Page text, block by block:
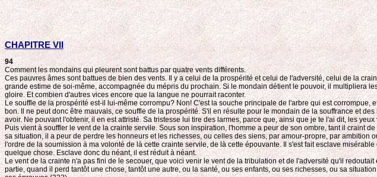
CHAPITRE VII
94
Comment les mondains qui pleurent sont battus par quatre vents différents.
Ces pauvres âmes sont battues de bien des vents. Il y a celui de la prospérité et celui de l'adversité, celui de la
grande estime de soi-même, accompagnée du mépris du prochain. Si le mondain détient le pouvoir, il multipliera
gloire. Et combien d'autres vices encore que la langue ne pourrait raconter.
Le souffle de la prospérité est-il lui-même corrompu? Non! C'est la souche principale de l'arbre qui est
bon. Il ne peut donc être mauvais, ce souffle de la prospérité. S'il en résulte pour le mondain de la souffrance et
avoir. Ne pouvant l'obtenir, il en est attristé. Sa tristesse lui tire des larmes, parce que, ainsi que je te l'ai dit, les
Puis vient à souffler le vent de la crainte servile. Sous son inspiration, l'homme a peur de son ombre, tant il craint
sa situation, il a peur de perdre les honneurs et les richesses, ou celles des siens, par amour-propre, par
l'ordre de la soumission à ma volonté de là cette crainte servile, de là cette épouvante. Il s'est fait esclave
quelque chose. Esclave donc du néant, il est réduit à néant.
Le vent de la crainte n'a pas fini de le secouer, que voici venir le vent de la tribulation et de l'adversité qu'il
partie, quand il perd tantôt une chose, tantôt une autre, ou la santé, ou ses enfants, ou ses richesses, ou sa